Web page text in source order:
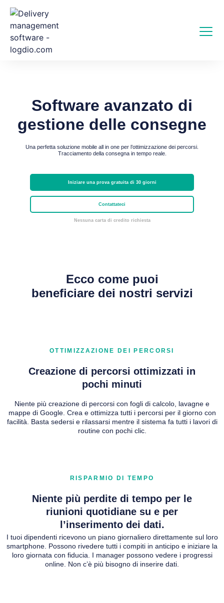
Software avanzato di
gestione delle consegne
Una perfetta soluzione mobile all in one per l’ottimizzazione dei percorsi.
Tracciamento della consegna in tempo reale.
Iniziare una prova gratuita di 30 giorni
Contattateci
Nessuna carta di credito richiesta
Ecco come puoi
beneficiaredei nostri servizi
OTTIMIZZAZIONE DEI PERCORSI
Creazione di percorsi ottimizzati in
pochi minuti
Niente più creazione di percorsi con fogli di calcolo, lavagne e
mappe di Google. Crea e ottimizza tutti i percorsi per il giorno con
facilità. Basta sedersi e rilassarsi mentre il sistema fa tutti i lavori di
routine con pochi clic.
RISPARMIO DI TEMPO
Niente più perdite di tempo per le
riunioni quotidiane su e per
l’inserimento dei dati.
I tuoi dipendenti ricevono un piano giornaliero direttamente sul loro
smartphone. Possono rivedere tutti i compiti in anticipo e iniziare la
loro giornata con fiducia. I manager possono vedere i progressi
online. Non c’è più bisogno di inserire dati.